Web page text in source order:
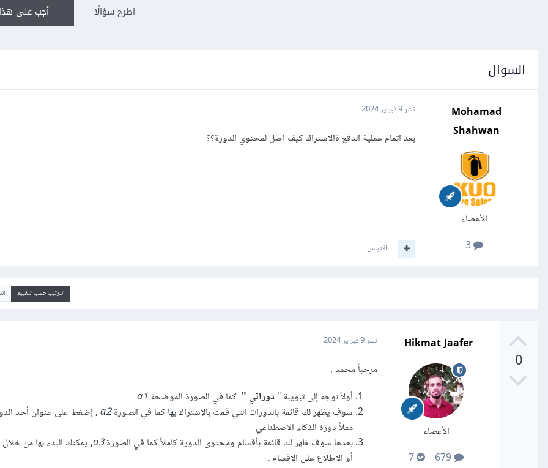
أجب على اطرح سؤالًا
السؤال
Mohamad
Shahwan
الأعضاء
3
نشر9 فبراير 2024
بعد اتمام عملية الدفع ةالاشتراك كيف اصل لمحتوي الدورة؟؟
اقتباس
الترتيب حسب التقييم
0
Hikmat Jaafer
الأعضاء
نشر9 فبراير 2024
مرحباً محمد ,
أولاً توجه إلى تبويبة "دوراتي " كما في الصورة الموضحةa1
سوف يظهر لك قائمة بالدورات التي قمت بالإشتراك بها كما في الصورةa2, إضغط على عنوان أحد
مثلاً دورة الذكاء الاصطناعي
بعدها سوف ظهر لك قائمة بأقسام ومحتوى الدورة كاملاً كما في الصورةa3, يمكنك البدء بها من خلال
أو الاطلاع على الاقسام .